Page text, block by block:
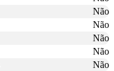
Não
Não
Não
Não
Não